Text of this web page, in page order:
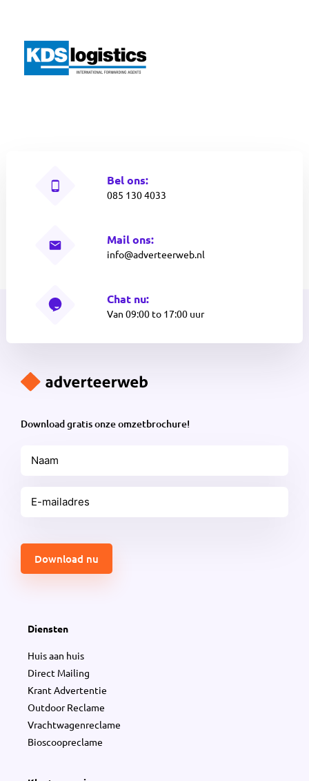
Bel ons:
085 130 4033
Mail ons:
info@adverteerweb.nl
Chat nu:
Van 09:00 to 17:00 uur
Download gratis onze omzetbrochure!
Naam
mailadres
Diensten
Huis aan huis
Direct Mailing
Krant Advertentie
Outdoor Reclame
Vrachtwagenreclame
Bioscoopreclame